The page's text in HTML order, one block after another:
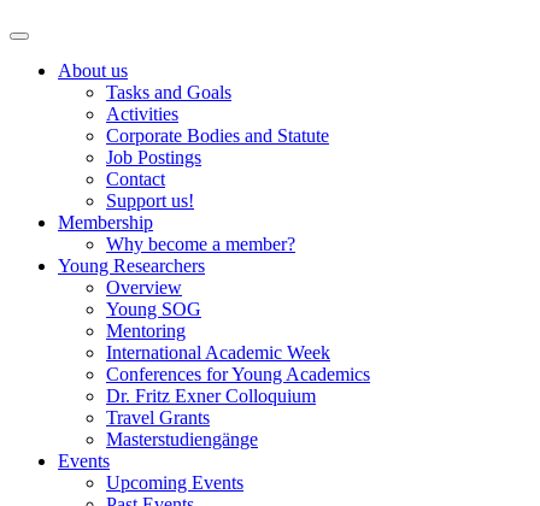
About us
Tasks and Goals
Activities
Corporate Bodies and Statute
Job Postings
Contact
Support us!
Membership
Why become a member?
Young Researchers
Overview
Young SOG
Mentoring
International Academic Week
Conferences for Young Academics
Dr. Fritz Exner Colloquium
Travel Grants
Masterstudiengänge
Events
Upcoming Events